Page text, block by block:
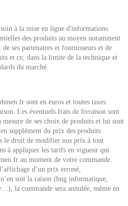
à la mise en ligne d'informations
des produits au moyen notamment
ses partenaires et fournisseurs et de
et ce, dans la limite de la technique et
du marché.
sont en euros et toutes taxes
Les éventuels frais de livraison sont
de ses choix de produits et lui sont
supplément du prix des produits
le droit de modifier nos prix à tout
à appliquer les tarifs en vigueur qui
au moment de votre commande.
d’un prix erroné,
soit la raison (bug informatique,
la commande sera annulée, même en